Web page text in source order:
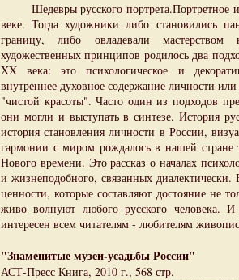
Шедевры русского портрета.Портретное
веке. Тогда художники либо становились
границу, либо овладевали
художественных принципов родилось два
XX века: это психологическое и
внутреннее духовное содержание личности или
"чистой красоты". Часто один из подходов
они могли и выступать в синтезе. История
история становления личности в России,
гармонии с миром рождалось в нашей стране
Нового времени. Это рассказ о началах
и жизнеподобного, связанных диалектически.
ценности, которые составляют достояние не
живо волнуют любого русского человека.
интересен всем читателям - любителям
"Знаменитые музеи-усадьбы России"
АСТ-Пресс Книга, 2010 г., 568 стр.